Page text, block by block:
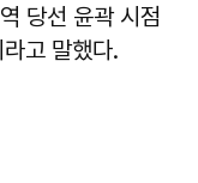
당선 윤곽 시점
고 말했다.